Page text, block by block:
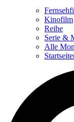
Kinofilm
Reihe
Serie &
Alle